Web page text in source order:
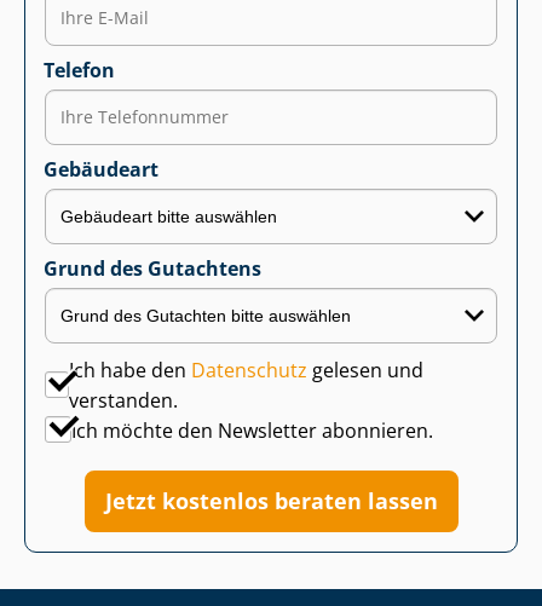
Telefon
Gebäudeart
Grund des Gutachtens
Ich habe den Datenschutz gelesen und
verstanden.
Ich möchte den Newsletter abonnieren.
Jetzt kostenlos beraten lassen